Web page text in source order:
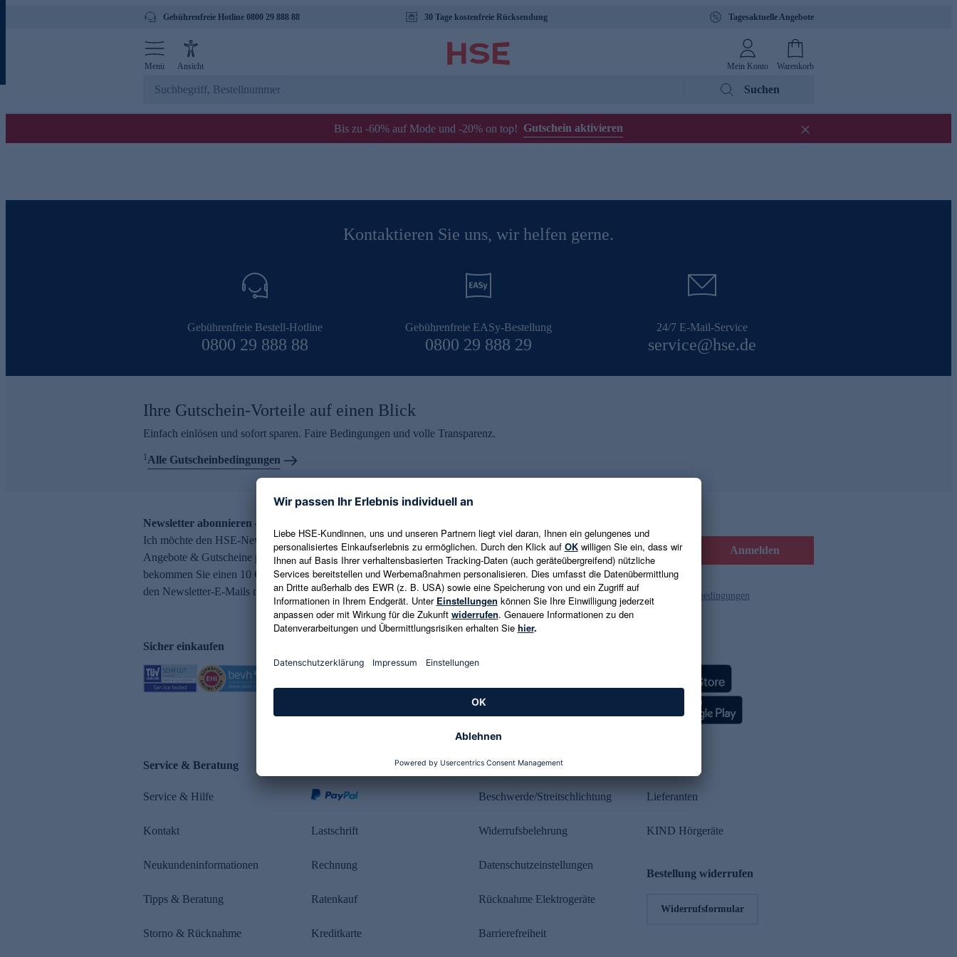
Gebührenfreie Hotline 0800 29 888 88 30 Tage kostenfreie Rücksendung Tagesaktuelle Angebote
Menü Ansicht Mein Konto Warenkorb
Suchen
Bis zu -60% auf Mode und -20% on top! Gutschein aktivieren
Kontaktieren Sie uns, wir helfen gerne.
Gebührenfreie Bestell-Hotline
0800 29 888 88
Gebührenfreie EASy-Bestellung
0800 29 888 29
24/7 E-Mail-Service
service@hse.de
Ihre Gutschein-Vorteile auf einen Blick
Einfach einlösen und sofort sparen. Faire Bedingungen und volle Transparenz.
1Alle Gutscheinbedingungen
Newsletter abonnieren – 10 € Gutschein erhalten
Ich möchte den HSE-Newsletter abonnieren und aktuelle Trends,
Angebote & Gutscheine per E-Mail erhalten. Als Dankeschön
bekommen Sie einen 10 € Gutschein. Eine Abmeldung ist jederzeit in
den Newsletter-E-Mails möglich.
E-Mail-Adresse eingeben Anmelden
Es gelten die Datenschutzrichtlinien und die Gutscheinbedingungen
Sicher einkaufen
Service & Beratung
Service & Hilfe
Kontakt
Neukundeninformationen
Tipps & Beratung
Storno & Rücknahme
Lastschrift
Rechnung
Ratenkauf
Kreditkarte
Rechtliches
Beschwerde/Streitschlichtung
Widerrufsbelehrung
Datenschutzeinstellungen
Rücknahme Elektrogeräte
Barrierefreiheit
Lieferanten
KIND Hörgeräte
Bestellung widerrufen
Widerrufsformular